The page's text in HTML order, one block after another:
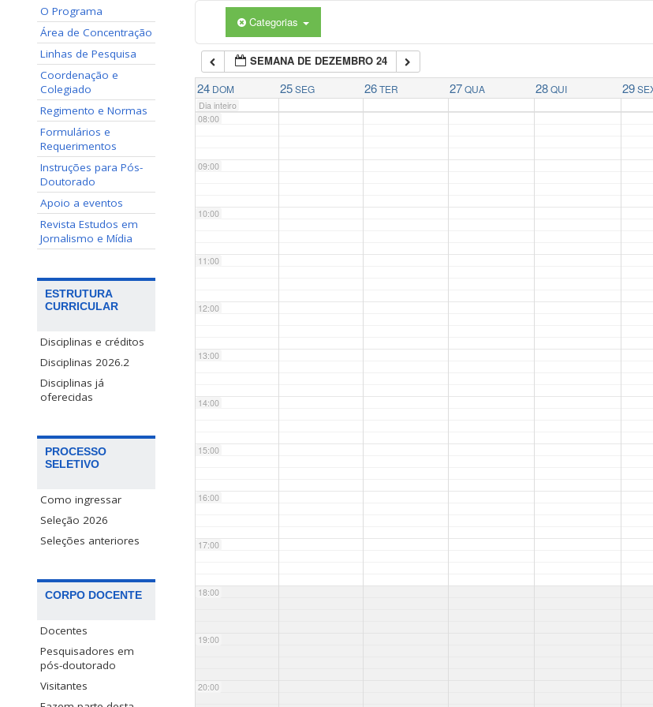
O Programa
Área de Concentração
Linhas de Pesquisa
Coordenação e
Colegiado
Regimento e Normas
Formulários e
Requerimentos
Instruções para Pós-
Doutorado
Apoio a eventos
Revista Estudos em
Jornalismo e Mídia
ESTRUTURA
CURRICULAR
Disciplinas e créditos
Disciplinas 2026.2
Disciplinas já
oferecidas
PROCESSO
SELETIVO
Como ingressar
Seleção 2026
Seleções anteriores
CORPO DOCENTE
Docentes
Pesquisadores em
pós-doutorado
Visitantes
Categorias
SEMANA DE DEZEMBRO 24
24 DOM 25 SEG 26 TER 27 QUA 28 QUI 29
Dia inteiro
07:00
08:00
09:00
10:00
11:00
12:00
13:00
14:00
15:00
16:00
17:00
18:00
19:00
20:00